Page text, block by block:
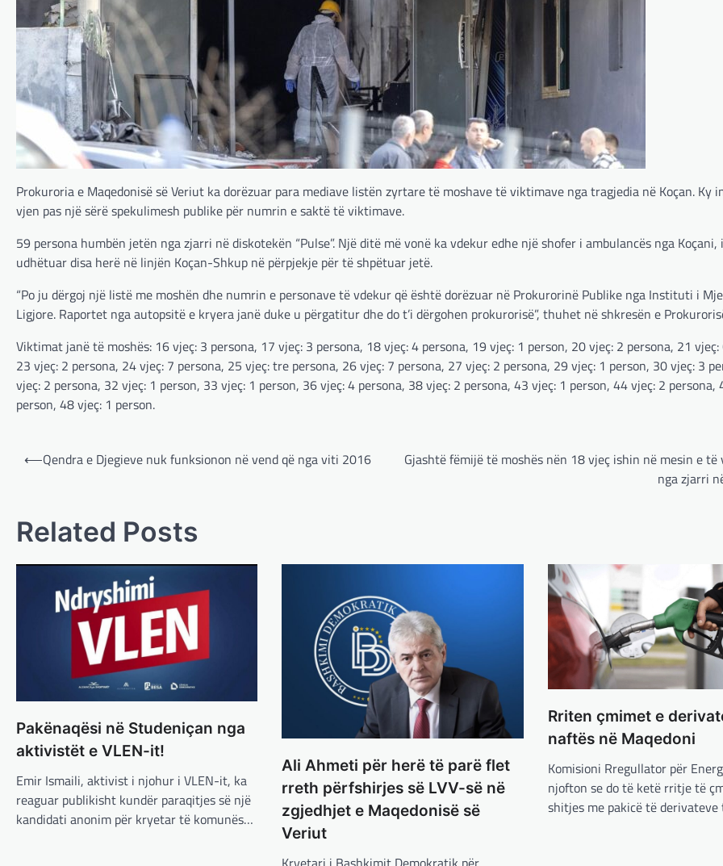
Prokuroria e Maqedonisë së Veriut ka dorëzuar para mediave listën zyrtare të moshave të viktimave nga tragjedia në Koçan. Ky
vjen pas një sërë spekulimesh publike për numrin e saktë të viktimave.
59 persona humbën jetën nga zjarri në diskotekën “Pulse”. Një ditë më vonë ka vdekur edhe një shofer i ambulancës nga
udhëtuar disa herë në linjën Koçan-Shkup në përpjekje për të shpëtuar jetë.
“Po ju dërgoj një listë me moshën dhe numrin e personave të vdekur që është dorëzuar në Prokurorinë Publike nga Instituti i
Ligjore. Raportet nga autopsitë e kryera janë duke u përgatitur dhe do t’i dërgohen prokurorisë”, thuhet në shkresën e
Viktimat janë të moshës: 16 vjeç: 3 persona, 17 vjeç: 3 persona, 18 vjeç: 4 persona, 19 vjeç: 1 person, 20 vjeç: 2 persona, 21 vjeç:
23 vjeç: 2 persona, 24 vjeç: 7 persona, 25 vjeç: tre persona, 26 vjeç: 7 persona, 27 vjeç: 2 persona, 29 vjeç: 1 person, 30 vjeç: 3
vjeç: 2 persona, 32 vjeç: 1 person, 33 vjeç: 1 person, 36 vjeç: 4 persona, 38 vjeç: 2 persona, 43 vjeç: 1 person, 44 vjeç: 2 persona,
person, 48 vjeç: 1 person.
Post
⟵Qendra e Djegieve nuk funksionon në vend që nga viti 2016
Gjashtë fëmijë të moshës nën 18 vjeç ishin në mesin e të
nga zjarri
Related Posts
Pakënaqësi në Studeniçan nga
aktivistët e VLEN-it!
Emir Ismaili, aktivist i njohur i VLEN-it, ka
reaguar publikisht kundër paraqitjes së një
kandidati anonim për kryetar të komunës…
Ali Ahmeti për herë të parë flet
rreth përfshirjes së LVV-së në
zgjedhjet e Maqedonisë së
Veriut
Rriten çmimet e
naftës në Maqedoni
Komisioni Rregullator për
njofton se do të ketë rritje të
shitjes me pakicë të